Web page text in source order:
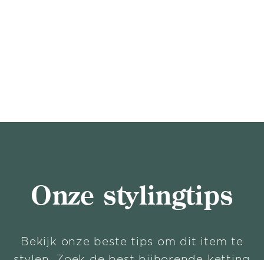
Onze stylingtips
Bekijk onze beste tips om dit item te